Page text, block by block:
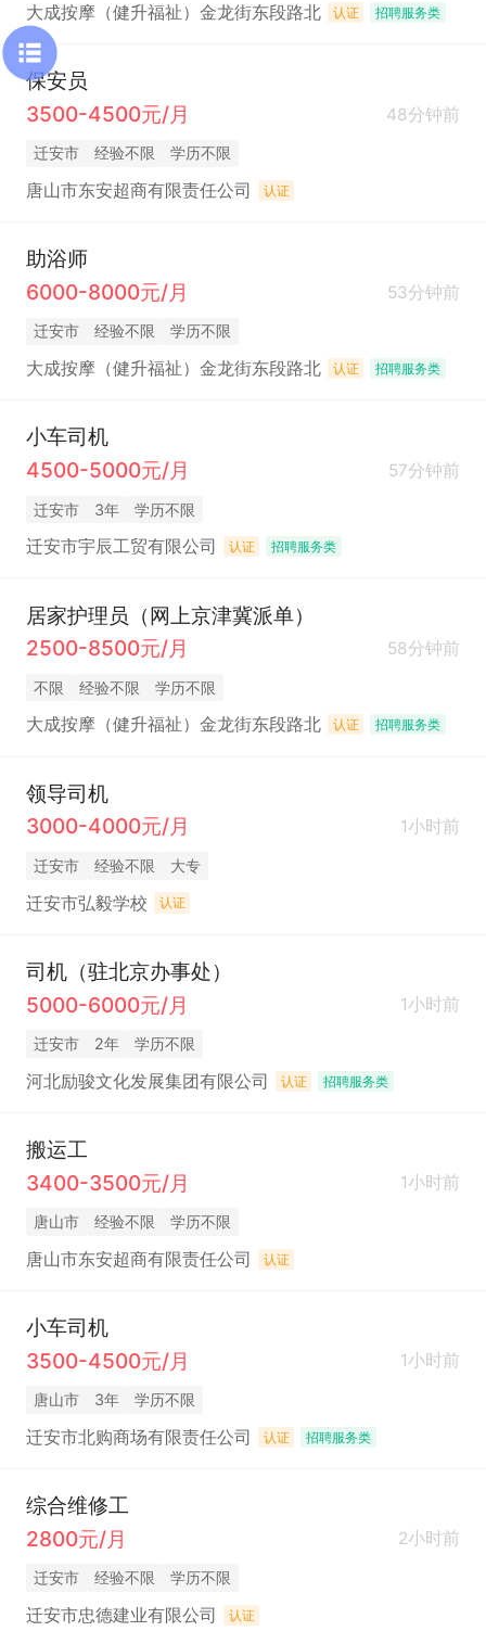
大成按摩（健升福祉）金龙街东段路北 认证 招聘服务类
保安员
3500-4500元/月
48分钟前
迁安市 经验不限 学历不限
唐山市东安超商有限责任公司 认证
助浴师
6000-8000元/月
53分钟前
迁安市 经验不限 学历不限
大成按摩（健升福祉）金龙街东段路北 认证 招聘服务类
小车司机
4500-5000元/月
57分钟前
迁安市 3年 学历不限
迁安市宇辰工贸有限公司 认证 招聘服务类
居家护理员（网上京津冀派单）
2500-8500元/月
58分钟前
不限 经验不限 学历不限
大成按摩（健升福祉）金龙街东段路北 认证 招聘服务类
领导司机
3000-4000元/月
1小时前
迁安市 经验不限 大专
迁安市弘毅学校 认证
司机（驻北京办事处）
5000-6000元/月
1小时前
迁安市 2年 学历不限
河北励骏文化发展集团有限公司 认证 招聘服务类
搬运工
3400-3500元/月
1小时前
唐山市 经验不限 学历不限
唐山市东安超商有限责任公司 认证
小车司机
3500-4500元/月
1小时前
唐山市 3年 学历不限
迁安市北购商场有限责任公司 认证 招聘服务类
综合维修工
2800元/月
2小时前
迁安市 经验不限 学历不限
迁安市忠德建业有限公司 认证